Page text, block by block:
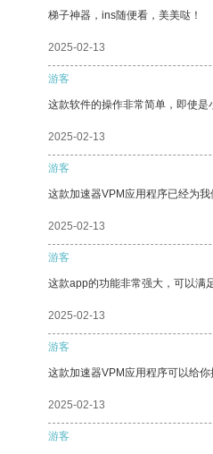
梯子神器，ins随便看，美美哒！
2025-02-13
游客
这款软件的操作非常简单，即使是
2025-02-13
游客
这款加速器VPM应用程序已经为我
2025-02-13
游客
这款app的功能非常强大，可以满
2025-02-13
游客
这款加速器VPM应用程序可以给
2025-02-13
游客